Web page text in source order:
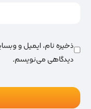
ذخیره نام، ایمیل و
دیدگاهی می‌نویسم.